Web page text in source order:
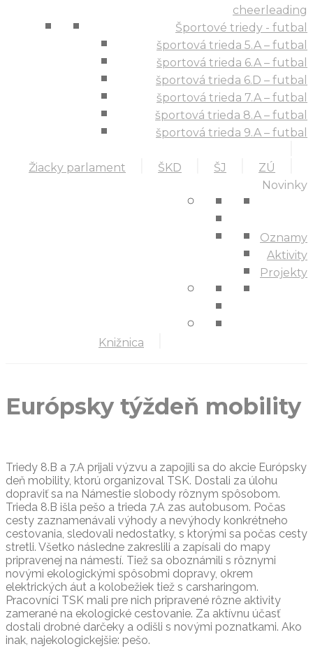
cheerleading
Športové triedy - futbal
športová trieda 5.A – futbal
športová trieda 6.A – futbal
športová trieda 6.D – futbal
športová trieda 7.A – futbal
športová trieda 8.A – futbal
športová trieda 9.A – futbal
Žiacky parlament ŠKD ŠJ ZÚ
Knižnica
Novinky
Oznamy
Aktivity
Projekty
Európsky týždeň mobility
Triedy 8.B a 7.A prijali výzvu a zapojili sa do akcie Európsky
deň mobility, ktorú organizoval TSK. Dostali za úlohu
dopraviť sa na Námestie slobody rôznym spôsobom.
Trieda 8.B išla pešo a trieda 7.A zas autobusom. Počas
cesty zaznamenávali výhody a nevýhody konkrétneho
cestovania, sledovali nedostatky, s ktorými sa počas cesty
stretli. Všetko následne zakreslili a zapísali do mapy
pripravenej na námestí. Tiež sa oboznámili s rôznymi
novými ekologickými spôsobmi dopravy, okrem
elektrických áut a kolobežiek tiež s carsharingom.
Pracovníci TSK mali pre nich pripravené rôzne aktivity
zamerané na ekologické cestovanie. Za aktívnu účasť
dostali drobné darčeky a odišli s novými poznatkami. Ako
inak, najekologickejšie: pešo.